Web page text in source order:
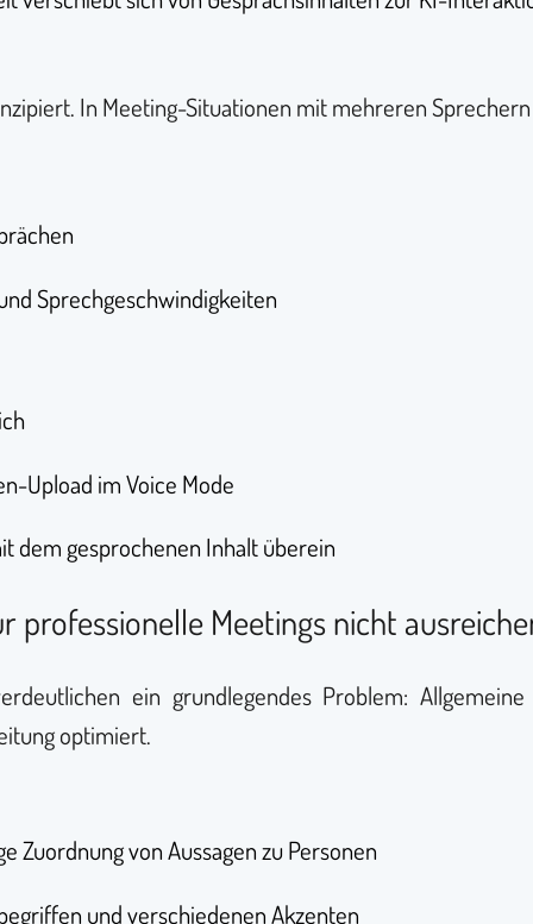
In Meeting-Situationen mit mehreren
Sprechgeschwindigkeiten
Upload im Voice Mode
dem gesprochenen Inhalt überein
professionelle Meetings nicht
ein grundlegendes Problem:
optimiert.
Zuordnung von Aussagen zu Personen
und verschiedenen Akzenten